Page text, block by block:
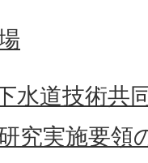
水道技術共
究実施要領